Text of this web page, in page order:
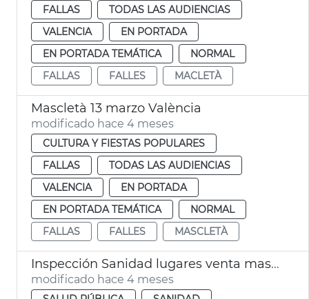
FALLAS
TODAS LAS AUDIENCIAS
VALENCIA
EN PORTADA
EN PORTADA TEMÁTICA
NORMAL
FALLAS
FALLES MACLETÀ
Mascletà 13 marzo València
modificado hace 4 meses
CULTURA Y FIESTAS POPULARES
FALLAS
TODAS LAS AUDIENCIAS
VALENCIA
EN PORTADA
EN PORTADA TEMÁTICA
NORMAL
FALLAS
FALLES MASCLETÀ
Inspección Sanidad lugares venta masas fritas Fallas València
modificado hace 4 meses